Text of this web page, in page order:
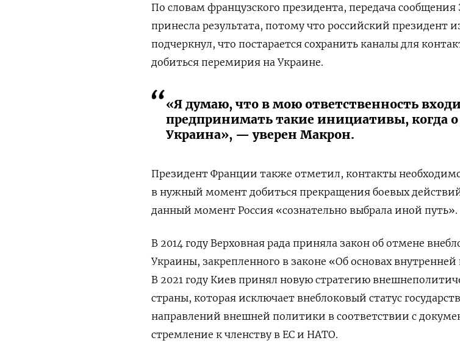
По словам французского президента, передача сообщения
принесла результата, потому что российский президент
подчеркнул, что постарается сохранить каналы для
добиться перемирия на Украине.
«Я думаю, что в мою ответственность
предпринимать такие инициативы, когда
Украина», — уверен Макрон.
Президент Франции также отметил, контакты
в нужный момент добиться прекращения боевых
данный момент Россия «сознательно выбрала иной путь».
В 2014 году Верховная рада приняла закон об отмене
Украины, закрепленного в законе «Об основах
В 2021 году Киев принял новую стратегию
страны, которая исключает внеблоковый статус
направлений внешней политики в соответствии с
стремление к членству в ЕС и НАТО.